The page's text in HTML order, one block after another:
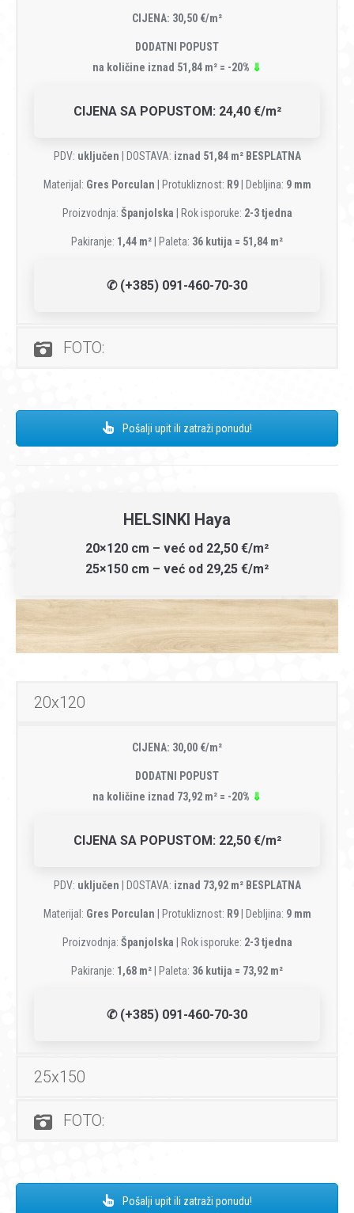
CIJENA: 30,50 €/m²
DODATNI POPUST
na količine iznad 51,84 m² = -20% ⇓
CIJENA SA POPUSTOM: 24,40 €/m²
PDV: uključen | DOSTAVA: iznad 51,84 m² BESPLATNA
Materijal: Gres Porculan | Protukliznost: R9 | Debljina: 9 mm
Proizvodnja: Španjolska | Rok isporuke: 2-3 tjedna
Pakiranje: 1,44 m² | Paleta: 36 kutija = 51,84 m²
✆ (+385) 091-460-70-30
FOTO:
Pošalji upit ili zatraži ponudu!
HELSINKI Haya
20×120 cm – već od 22,50 €/m²
25×150 cm – već od 29,25 €/m²
20x120
CIJENA: 30,00 €/m²
DODATNI POPUST
na količine iznad 73,92 m² = -20% ⇓
CIJENA SA POPUSTOM: 22,50 €/m²
PDV: uključen | DOSTAVA: iznad 73,92 m² BESPLATNA
Materijal: Gres Porculan | Protukliznost: R9 | Debljina: 9 mm
Proizvodnja: Španjolska | Rok isporuke: 2-3 tjedna
Pakiranje: 1,68 m² | Paleta: 36 kutija = 73,92 m²
✆ (+385) 091-460-70-30
25x150
FOTO:
Pošalji upit ili zatraži ponudu!